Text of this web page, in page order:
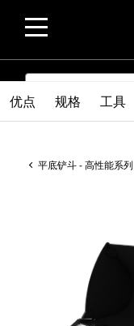
SEARCH
平底铲斗 - 高性能系列
优点 规格 工具